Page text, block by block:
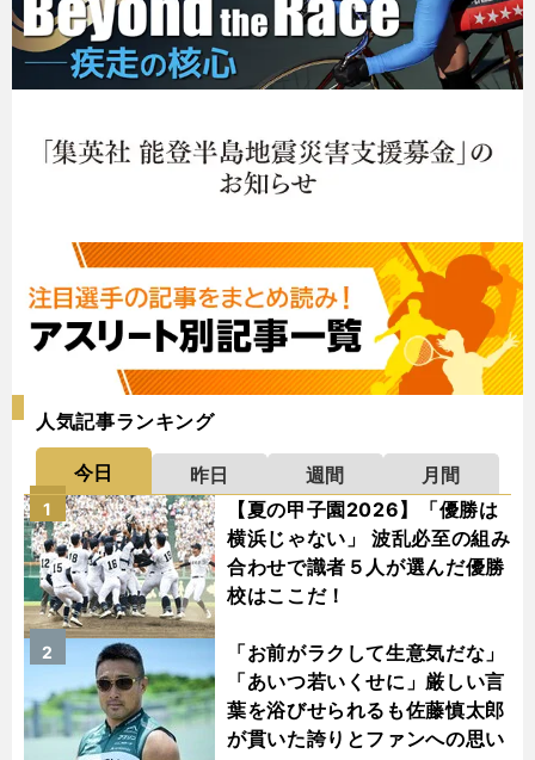
人気記事ランキング
今日 昨日 週間
月間
【夏の甲子園2026】「優勝は
横浜じゃない」 波乱必至の組み
合わせで識者５人が選んだ優勝
校はここだ！
1
「お前がラクして生意気だな」
「あいつ若いくせに」厳しい言
葉を浴びせられるも佐藤慎太郎
が貫いた誇りとファンへの思い
2